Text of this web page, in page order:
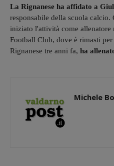
La Rignanese ha affidato a
responsabile della scuola calcio.
iniziato l'attività come allenatore
Football Club, dove è rimasti
Rignanese tre anni fa, ha
Michele